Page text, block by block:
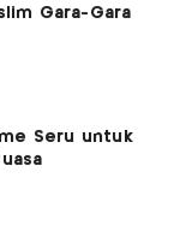
Gara-Gara
Seru untuk